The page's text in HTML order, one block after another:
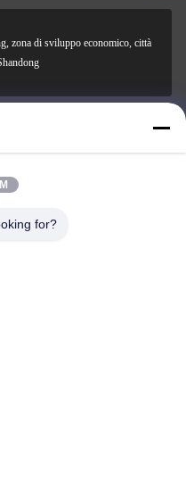
zona di sviluppo economico, città
for?